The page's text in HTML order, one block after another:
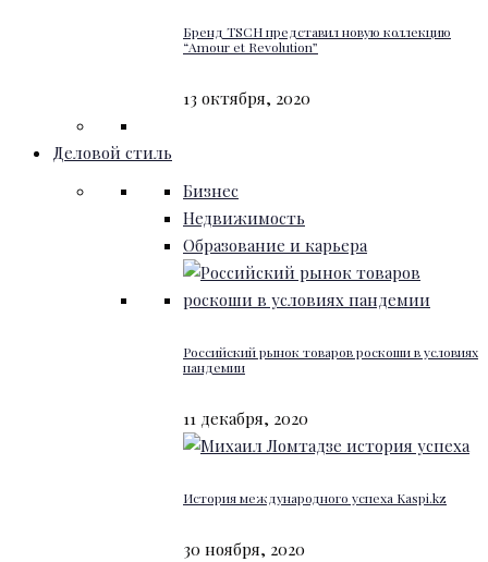
Бренд TSCH представил новую коллекцию
“Amour et Revolution”
13 октября, 2020
Деловой стиль
Бизнес
Недвижимость
Образование и карьера
Российский рынок товаров роскоши в условиях
пандемии
11 декабря, 2020
История международного успеха Kaspi.kz
30 ноября, 2020